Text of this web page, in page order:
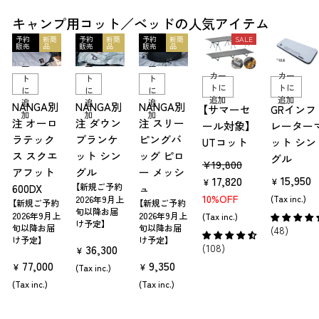
キャンプ用コット／ベッドの人気アイテム
新商
品
予約
販売
カ
ー
ト
に
追
加
NANGA別
注 オーロ
ラテック
ス スクエ
アフット
600DX
【新規ご予約
2026年9月上
旬以降お届
け予定】
¥ 77,000
(Tax inc.)
新商
品
予約
販売
カ
ー
ト
に
追
加
NANGA別
注 ダウン
ブランケ
ット シン
グル
【新規ご予約
2026年9月上
旬以降お届
け予定】
¥ 36,300
(Tax inc.)
新商
品
予約
販売
カ
ー
ト
に
追
加
NANGA別
注 スリー
ピングバ
ッグ ピロ
ー メッシ
ュ
【新規ご予約
2026年9月上
旬以降お届
け予定】
¥ 9,350
(Tax inc.)
SALE
カー
トに
追加
【サマーセ
ール対象】
UTコット
販
売
価
格
¥19,800
格
¥ 17,820
10%OFF
(Tax inc.)
(108)
カー
トに
追加
GRインフ
レーター
ット シン
グル
¥ 15,950
(Tax inc.)
(48)